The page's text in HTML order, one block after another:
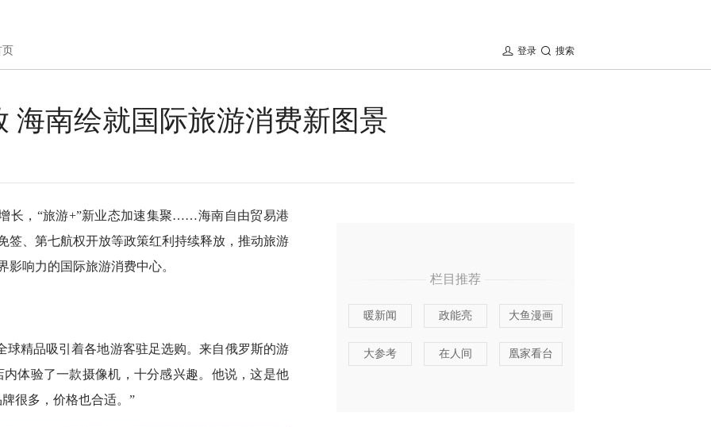
搜索
登录
海南绘就国际旅游消费新图景
长，“旅游+”新业态加速集聚……海南自由贸易港
签、第七航权开放等政策红利持续释放，推动旅游
响力的国际旅游消费中心。
球精品吸引着各地游客驻足选购。来自俄罗斯的游
体验了一款摄像机，十分感兴趣。他说，这是他
很多，价格也合适。”
栏目推荐
暖新闻 政能亮 大鱼漫画
大参考 在人间 凰家看台